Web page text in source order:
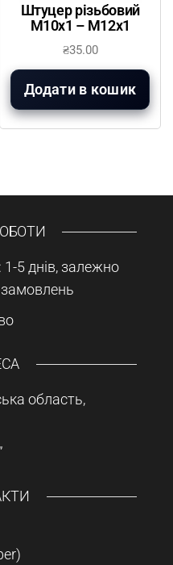
Штуцер різьбовий
М10х1 – М12х1
₴35.00
Додати в кошик
5 днів, залежно
замовлень
область,